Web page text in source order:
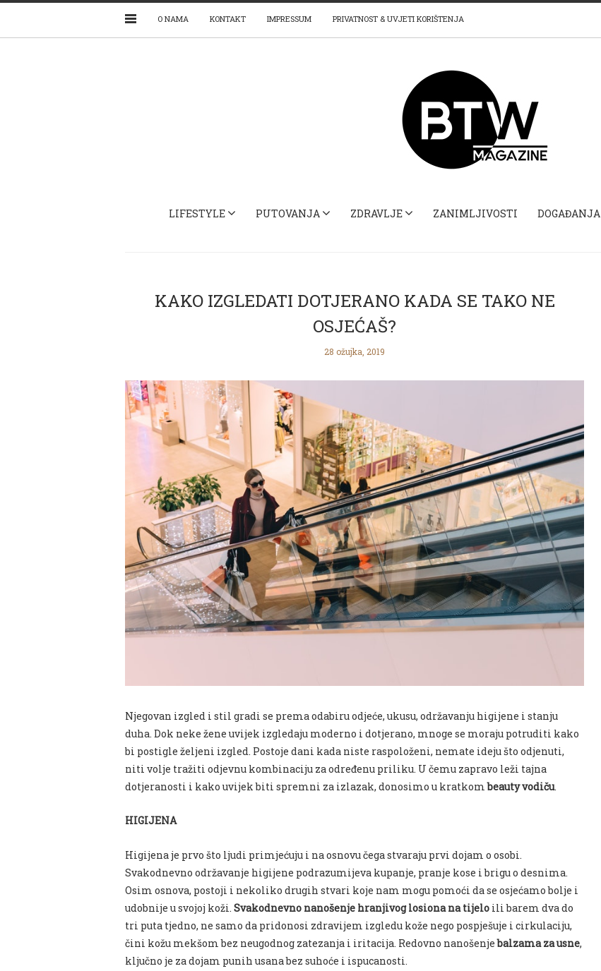
O NAMA KONTAKT IMPRESSUM PRIVATNOST & UVJETI KORIŠTENJA
LIFESTYLE PUTOVANJA ZDRAVLJE ZANIMLJIVOSTI DOGAĐANJA
KAKO IZGLEDATI DOTJERANO KADA SE TAKO NE
OSJEĆAŠ?
28 ožujka, 2019
Njegovan izgled i stil gradi se prema odabiru odjeće, ukusu, održavanju higijene i stanju
duha. Dok neke žene uvijek izgledaju moderno i dotjerano, mnoge se moraju potruditi kako
bi postigle željeni izgled. Postoje dani kada niste raspoloženi, nemate ideju što odjenuti,
niti volje tražiti odjevnu kombinaciju za određenu priliku. U čemu zapravo leži tajna
dotjeranosti i kako uvijek biti spremni za izlazak, donosimo u kratkombeauty vodiču.
HIGIJENA
Higijena je prvo što ljudi primjećuju i na osnovu čega stvaraju prvi dojam o osobi.
Svakodnevno održavanje higijene podrazumijeva kupanje, pranje kose i brigu o desnima.
Osim osnova, postoji i nekoliko drugih stvari koje nam mogu pomoći da se osjećamo bolje i
udobnije u svojoj koži. Svakodnevno nanošenje hranjivog losiona na tijelo ili barem dva do
tri puta tjedno, ne samo da pridonosi zdravijem izgledu kože nego pospješuje i cirkulaciju,
čini kožu mekšom bez neugodnog zatezanja i iritacija. Redovno nanošenjebalzama za usne,
ključno je za dojam punih usana bez suhoće i ispucanosti.